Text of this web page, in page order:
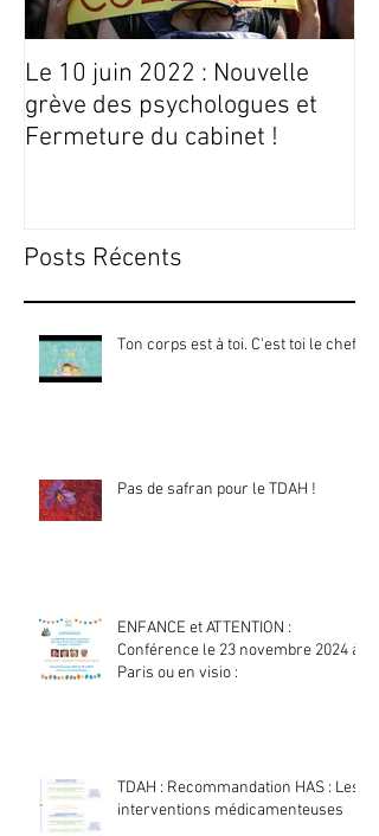
Le 10 juin 2022 : Nouvelle
grève des psychologues et
Fermeture du cabinet !
Posts Récents
Ton corps est à toi. C'est toi le chef !
Pas de safran pour le TDAH !
ENFANCE et ATTENTION :
Conférence le 23 novembre 2024 à
Paris ou en visio :
TDAH : Recommandation HAS : Les
interventions médicamenteuses